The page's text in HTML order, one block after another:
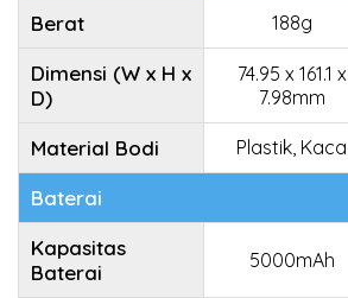
Berat
188g
Dimensi (W x H x
D)
74.95 x 161.1 x
7.98mm
Material Bodi Plastik, Kaca
Baterai
Kapasitas
Baterai
5000mAh